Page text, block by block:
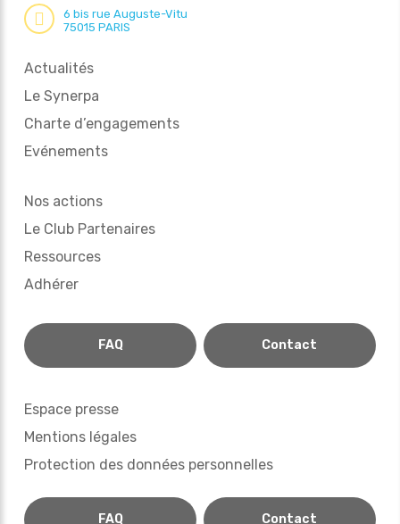
6 bis rue Auguste-Vitu
75015 PARIS
Actualités
Le Synerpa
Charte d’engagements
Evénements
Nos actions
Le Club Partenaires
Ressources
Adhérer
FAQ Contact
Espace presse
Mentions légales
Protection des données personnelles
FAQ Contact